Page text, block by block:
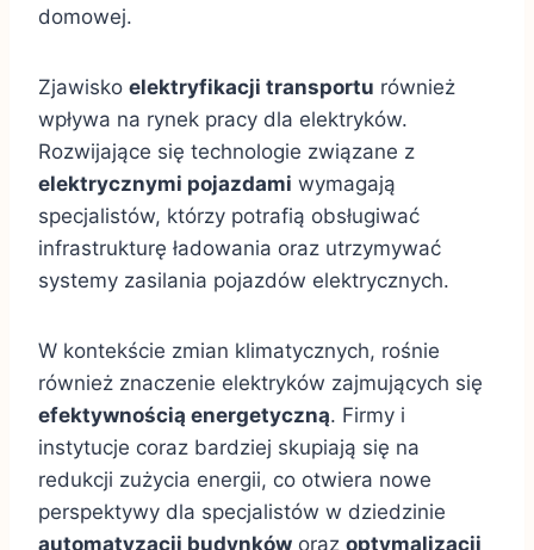
domowej.
Zjawisko elektryfikacji transportu również
wpływa na rynek pracy dla elektryków.
Rozwijające się technologie związane z
elektrycznymi pojazdami wymagają
specjalistów, którzy potrafią obsługiwać
infrastrukturę ładowania oraz utrzymywać
systemy zasilania pojazdów elektrycznych.
W kontekście zmian klimatycznych, rośnie
również znaczenie elektryków zajmujących się
efektywnością energetyczną. Firmy i
instytucje coraz bardziej skupiają się na
redukcji zużycia energii, co otwiera nowe
perspektywy dla specjalistów w dziedzinie
automatyzacji budynków oraz optymalizacji